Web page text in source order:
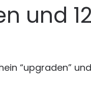
und
“upgraden”